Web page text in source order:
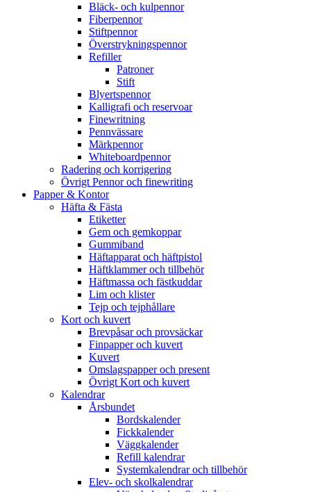
Bläck- och kulpennor
Fiberpennor
Stiftpennor
Överstrykningspennor
Refiller
Patroner
Stift
Blyertspennor
Kalligrafi och reservoar
Finewritning
Pennvässare
Märkpennor
Whiteboardpennor
Radering och korrigering
Övrigt Pennor och finewriting
Papper & Kontor
Häfta & Fästa
Etiketter
Gem och gemkoppar
Gummiband
Häftapparat och häftpistol
Häftklammer och tillbehör
Häftmassa och fästkuddar
Lim och klister
Tejp och tejphållare
Kort och kuvert
Brevpåsar och provsäckar
Finpapper och kuvert
Kuvert
Omslagspapper och present
Övrigt Kort och kuvert
Kalendrar
Årsbundet
Bordskalender
Fickkalender
Väggkalender
Refill kalendrar
Systemkalendrar och tillbehör
Elev- och skolkalendrar